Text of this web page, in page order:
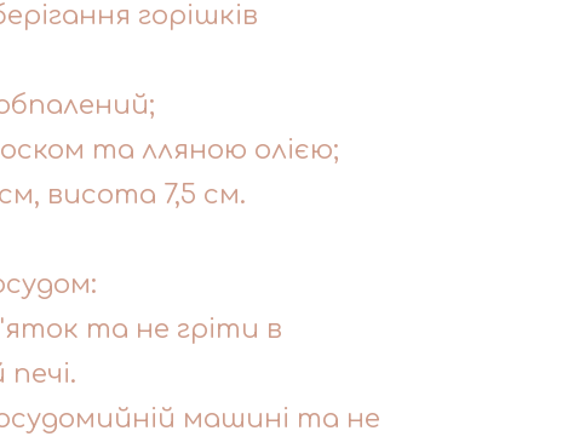
горішків
та лляною олією;
висота 7,5 см.
та не гріти в
печі.
машині та не